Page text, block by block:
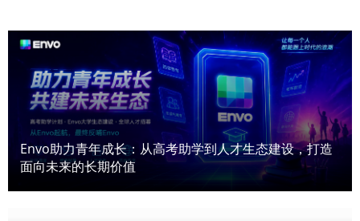
Envo助力青年成长：从高考助学到人才生态建设，打造
面向未来的长期价值